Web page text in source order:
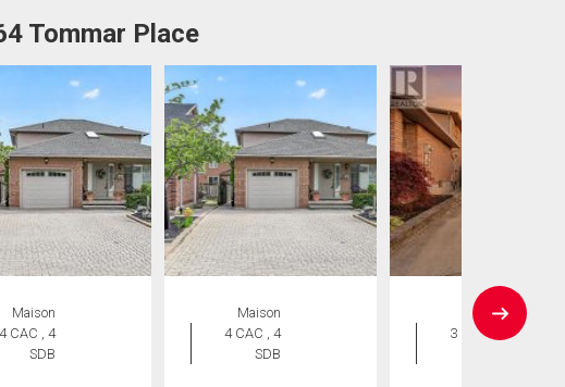
Tommar Place
Maison
4 CAC , 4
SDB
Maison
4 CAC , 4
SDB
Maison
3 CAC , 3